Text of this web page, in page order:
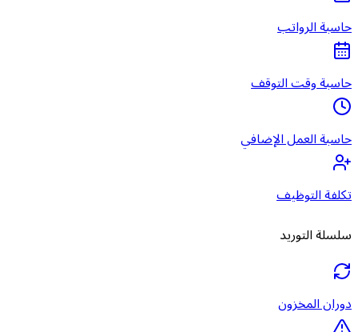
حاسبة الرواتب
حاسبة وقت التوقف
حاسبة العمل الإضافي
تكلفة التوظيف
سلسلة التوريد
دوران المخزون